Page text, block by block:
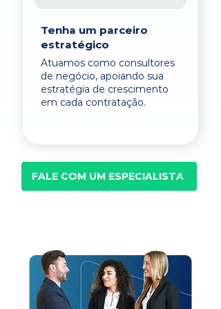
Tenha um parceiro
estratégico
Atuamos como consultores
de negócio, apoiando sua
estratégia de crescimento
em cada contratação.
FALE COM UM ESPECIALISTA